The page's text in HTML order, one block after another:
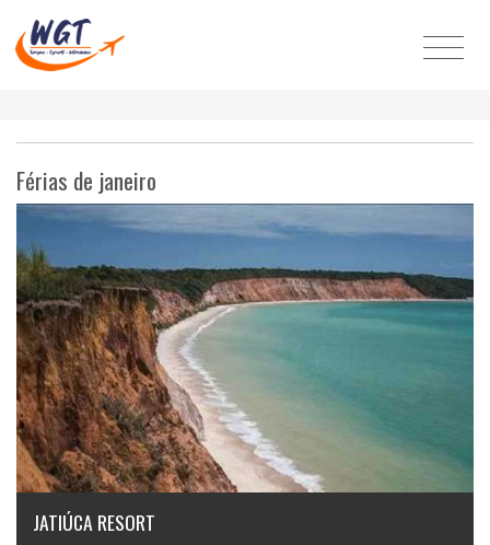
Férias de janeiro
JATIÚCA RESORT